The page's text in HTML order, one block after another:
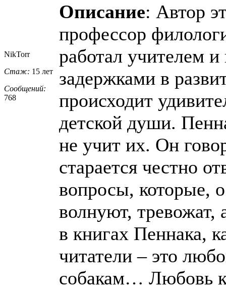
NikTorr
Стаж: 15 лет
Сообщений:
768
Описание: Автор
профессор
работал учителем
задержками в
происходит
детской души.
не учит их. Он
старается честно
вопросы, которые,
волнуют, тревожат,
в книгах Пеннака,
читатели – это
собакам… Любовь